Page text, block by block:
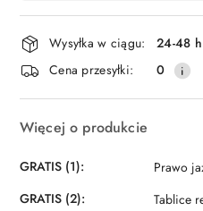
płatność
i
dostawa
Wysyłka w ciągu:
24-48
Cena przesyłki:
0
Więcej o produkcie
GRATIS (1):
Prawo
GRATIS (2):
Tablice